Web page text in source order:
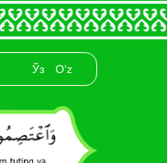
Ўз O‘z